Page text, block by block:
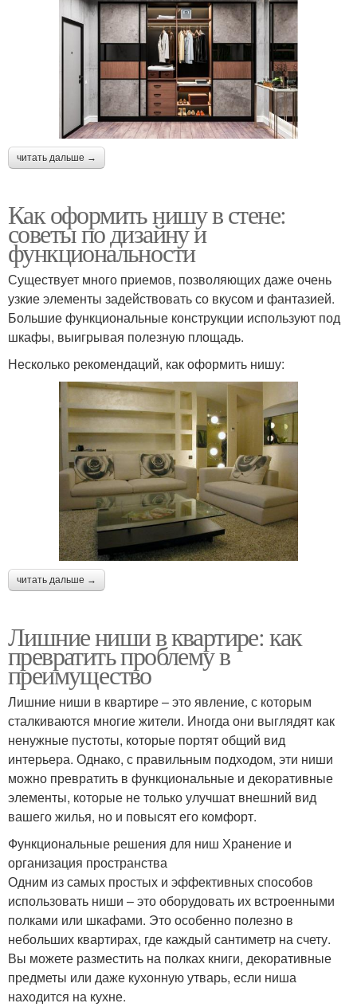
читать дальше →
Как оформить нишу в стене:
советы по дизайну и
функциональности
Существует много приемов, позволяющих даже очень
узкие элементы задействовать со вкусом и фантазией.
Большие функциональные конструкции используют под
шкафы, выигрывая полезную площадь.
Несколько рекомендаций, как оформить нишу:
читать дальше →
Лишние ниши в квартире: как
превратить проблему в
преимущество
Лишние ниши в квартире – это явление, с которым
сталкиваются многие жители. Иногда они выглядят как
ненужные пустоты, которые портят общий вид
интерьера. Однако, с правильным подходом, эти ниши
можно превратить в функциональные и декоративные
элементы, которые не только улучшат внешний вид
вашего жилья, но и повысят его комфорт.
Функциональные решения для ниш Хранение и
организация пространства
Одним из самых простых и эффективных способов
использовать ниши – это оборудовать их встроенными
полками или шкафами. Это особенно полезно в
небольших квартирах, где каждый сантиметр на счету.
Вы можете разместить на полках книги, декоративные
предметы или даже кухонную утварь, если ниша
находится на кухне.